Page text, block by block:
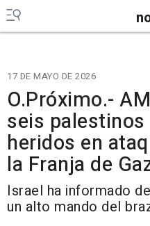
17 DE MAYO DE 2026
O.Próximo.-
seis
heridos en
la Franja de
Israel ha informado
un alto mando del